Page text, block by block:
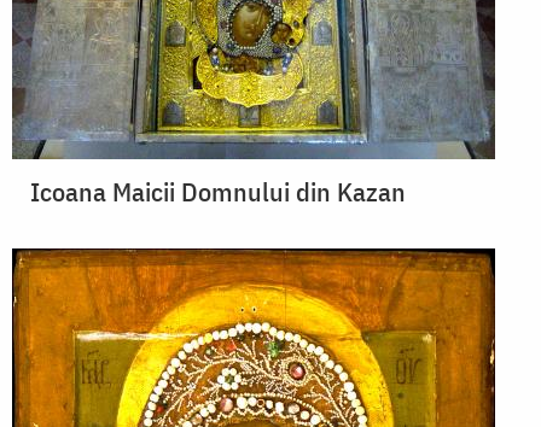
Icoana Maicii Domnului din Kazan